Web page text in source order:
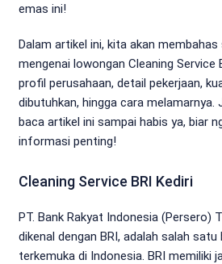
emas ini!
Dalam artikel ini, kita akan
mengenai lowongan Cleaning Service
profil perusahaan, detail pekerjaan,
dibutuhkan, hingga cara melamarnya.
baca artikel ini sampai habis ya, biar
informasi penting!
Cleaning Service BRI Kediri
PT. Bank Rakyat Indonesia (Persero)
dikenal dengan BRI, adalah salah
terkemuka di Indonesia. BRI memiliki